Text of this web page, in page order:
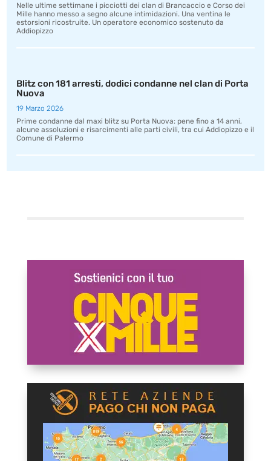
Nelle ultime settimane i picciotti dei clan di Brancaccio e Corso dei
Mille hanno messo a segno alcune intimidazioni. Una ventina le
estorsioni ricostruite. Un operatore economico sostenuto da
Addiopizzo
Blitz con 181 arresti, dodici condanne nel clan di Porta
Nuova
19 Marzo 2026
Prime condanne dal maxi blitz su Porta Nuova: pene fino a 14 anni,
alcune assoluzioni e risarcimenti alle parti civili, tra cui Addiopizzo e il
Comune di Palermo